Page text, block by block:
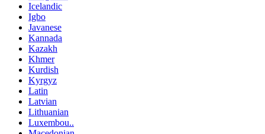
Icelandic
Igbo
Javanese
Kannada
Kazakh
Khmer
Kurdish
Kyrgyz
Latin
Latvian
Lithuanian
Luxembou..